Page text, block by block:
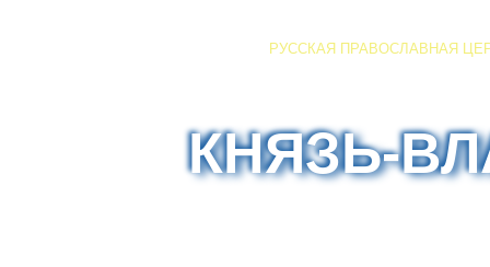
РУССКАЯ ПРАВОСЛАВНАЯ
КНЯЗЬ-